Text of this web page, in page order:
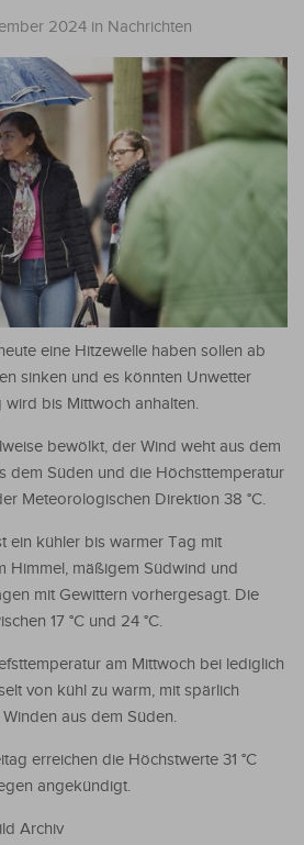
2024 in Nachrichten
eine Hitzewelle haben sollen ab
sinken und es könnten Unwetter
wird bis Mittwoch anhalten.
bewölkt, der Wind weht aus dem
dem Süden und die Höchsttemperatur
Meteorologischen Direktion 38 °C.
ein kühler bis warmer Tag mit
Himmel, mäßigem Südwind und
mit Gewittern vorhergesagt. Die
17 °C und 24 °C.
am Mittwoch bei lediglich
von kühl zu warm, mit spärlich
aus dem Süden.
erreichen die Höchstwerte 31 °C
angekündigt.
Archiv